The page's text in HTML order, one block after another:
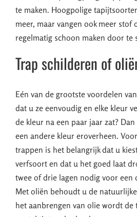
te maken. Hoogpolige
meer, maar vangen ook meer stof
regelmatig schoon maken door te
Trap schilderen of
Eén van de grootste voordelen
dat u ze eenvoudig en elke kleur
de kleur na een paar jaar zat?
een andere kleur eroverheen.
trappen is het belangrijk dat u
verfsoort en dat u het goed laat
twee of drie lagen nodig voor een
Met oliën behoudt u de
het aanbrengen van olie wordt de